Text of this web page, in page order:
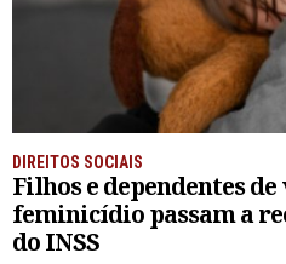
DIREITOS SOCIAIS
Filhos e dependentes
feminicídio passam a
do INSS